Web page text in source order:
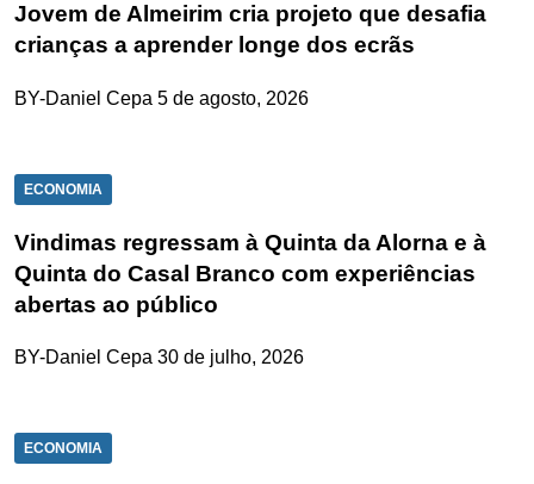
Jovem de Almeirim cria projeto que desafia
crianças a aprender longe dos ecrãs
BY-Daniel Cepa 5 de agosto, 2026
ECONOMIA
Vindimas regressam à Quinta da Alorna e à
Quinta do Casal Branco com experiências
abertas ao público
BY-Daniel Cepa 30 de julho, 2026
ECONOMIA